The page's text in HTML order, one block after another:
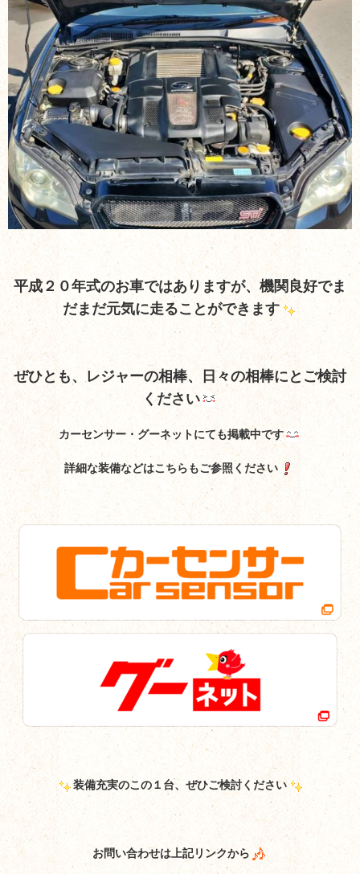
平成２０年式のお車ではありますが、機関良好でま
だまだ元気に走ることができます
ぜひとも、レジャーの相棒、日々の相棒にとご検討
ください
カーセンサー・グーネットにても掲載中です
詳細な装備などはこちらもご参照ください
装備充実のこの１台、ぜひご検討ください
お問い合わせは上記リンクから